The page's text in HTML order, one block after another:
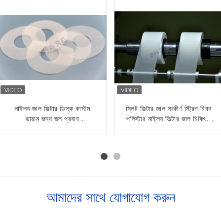
নাইলন জাল ফিল্টার ডিস্ক কাস্টম
ডায়াম জন্য জল প্রবাহ
স্লিট ফিল্টার জাল সংকীর্ণ স্ট্রিপ রিবন
পলিস্টার নাইলন ফিল্টার জাল চিকিৎসা
ইনজেকশন মোল্ডিংয়ের জন্য বটম ১০০
মাইক্রন সহ কাস্টমাইজড ওয়েল্ডেড
কাস্টমাইজড নাইলন জাল ঝালাই টিউব
ফিল্টার 20 30 40 50 60 70 80
আমাদের সাথে যোগাযোগ করুন